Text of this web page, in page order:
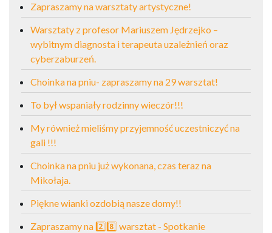
Zapraszamy na warsztaty artystyczne!
Warsztaty z profesor Mariuszem Jędrzejko –
wybitnym diagnosta i terapeuta uzależnień oraz
cyberzaburzeń.
Choinka na pniu- zapraszamy na 29 warsztat!
To był wspaniały rodzinny wieczór!!!
My również mieliśmy przyjemność uczestniczyć na
gali !!!
Choinka na pniu już wykonana, czas teraz na
Mikołaja.
Piękne wianki ozdobią nasze domy!!
Zapraszamy na 2️⃣8️⃣ warsztat - Spotkanie